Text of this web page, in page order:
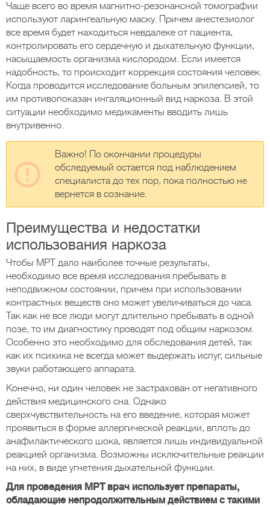
Чаще всего во время магнитно-резонансной томографии
используют ларингеальную маску. Причем анестезиолог
все время будет находиться невдалеке от пациента,
контролировать его сердечную и дыхательную функции,
насыщаемость организма кислородом. Если имеется
надобность, то происходит коррекция состояния человек.
Когда проводится исследование больным эпилепсией, то
им противопоказан ингаляционный вид наркоза. В этой
ситуации необходимо медикаменты вводить лишь
внутривенно.
Важно! По окончании процедуры
обследуемый остается под наблюдением
специалиста до тех пор, пока полностью не
вернется в сознание.
Преимущества и недостатки
использования наркоза
Чтобы МРТ дало наиболее точные результаты,
необходимо все время исследования пребывать в
неподвижном состоянии, причем при использовании
контрастных веществ оно может увеличиваться до часа.
Так как не все люди могут длительно пребывать в одной
позе, то им диагностику проводят под общим наркозом.
Особенно это необходимо для обследования детей, так
как их психика не всегда может выдержать испуг, сильные
звуки работающего аппарата.
Конечно, ни один человек не застрахован от негативного
действия медицинского сна. Однако
сверхчувствительность на его введение, которая может
проявиться в форме аллергической реакции, вплоть до
анафилактического шока, является лишь индивидуальной
реакцией организма. Возможны исключительные реакции
на них, в виде угнетения дыхательной функции.
Для проведения МРТ врач использует препараты,
обладающие непродолжительным действием с такими